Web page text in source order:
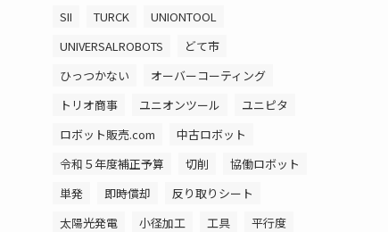
SII
TURCK
UNIONTOOL
UNIVERSALROBOTS
どて市
ひっつかない
オーバーコーティング
トリオ商事
ユニオンツール
ユニピタ
ロボット販売.com
中古ロボット
令和５年度補正予算
切削
協働ロボット
単発
即時償却
反り取りシート
太陽光発電
小径加工 工具
平行度